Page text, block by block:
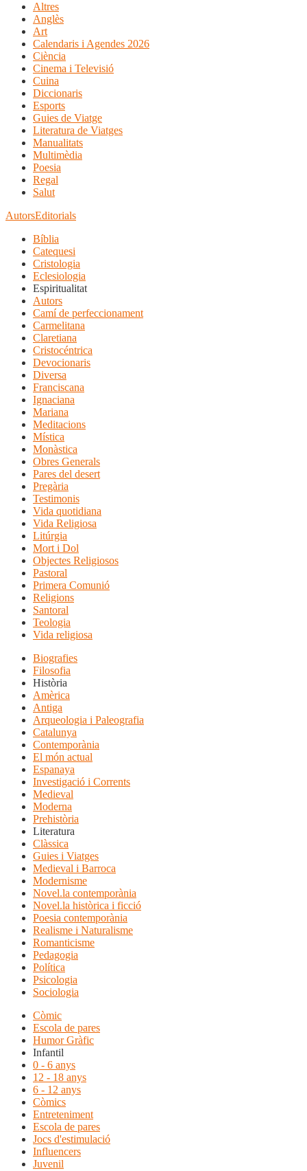
Altres
Anglès
Art
Calendaris i Agendes 2026
Ciència
Cinema i Televisió
Cuina
Diccionaris
Esports
Guies de Viatge
Literatura de Viatges
Manualitats
Multimèdia
Poesia
Regal
Salut
AutorsEditorials
Bíblia
Catequesi
Cristologia
Eclesiologia
Espiritualitat
Autors
Camí de perfeccionament
Carmelitana
Claretiana
Cristocéntrica
Devocionaris
Diversa
Franciscana
Ignaciana
Mariana
Meditacions
Mística
Monàstica
Obres Generals
Pares del desert
Pregària
Testimonis
Vida quotidiana
Vida Religiosa
Litúrgia
Mort i Dol
Objectes Religiosos
Pastoral
Primera Comunió
Religions
Santoral
Teologia
Vida religiosa
Biografies
Filosofia
Història
Amèrica
Antiga
Arqueologia i Paleografia
Catalunya
Contemporània
El món actual
Espanaya
Investigació i Corrents
Medieval
Moderna
Prehistòria
Literatura
Clàssica
Guies i Viatges
Medieval i Barroca
Modernisme
Novel.la contemporània
Novel.la històrica i ficció
Poesia contemporània
Realisme i Naturalisme
Romanticisme
Pedagogia
Política
Psicologia
Sociologia
Còmic
Escola de pares
Humor Gràfic
Infantil
0 - 6 anys
12 - 18 anys
6 - 12 anys
Còmics
Entreteniment
Escola de pares
Jocs d'estimulació
Influencers
Juvenil